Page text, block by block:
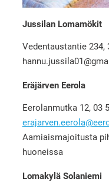
Jussilan Lomamökit
Vedentaustantie 234,
Eräjärven Eerola
Eerolanmutka 12, 03
Aamiaismajoitusta
huoneissa
Lomakylä Solaniemi